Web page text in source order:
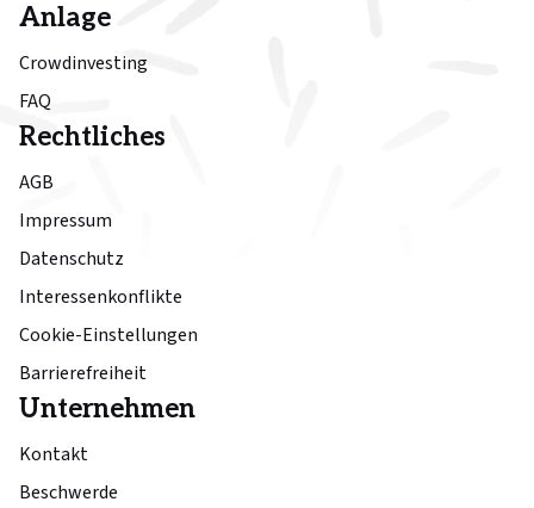
Anlage
Crowdinvesting
FAQ
Unternehmen
Kontakt
Beschwerde
Rechtliches
AGB
Impressum
Datenschutz
Interessenkonflikte
Cookie-Einstellungen
Barrierefreiheit